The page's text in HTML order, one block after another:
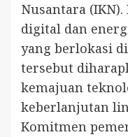
Nusantara
digital dan
yang berlokasi
tersebut
kemajuan
keberlanjutan
Komitmen